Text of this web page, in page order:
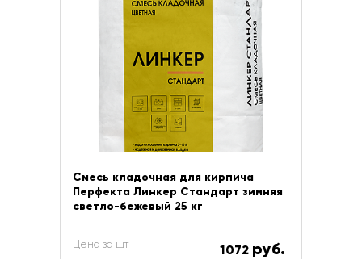
Смесь кладочная для кирпича
Перфекта Линкер Стандарт зимняя
светло-бежевый 25 кг
Цена за шт 1072 руб.